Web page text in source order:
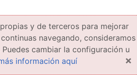
y de terceros para mejorar
navegando, consideramos
cambiar la configuración u
información aquí ×